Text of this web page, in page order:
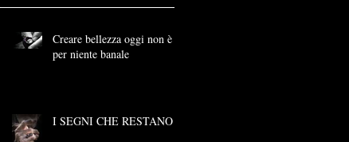
Creare bellezza oggi non è
per niente banale
I SEGNI CHE RESTANO